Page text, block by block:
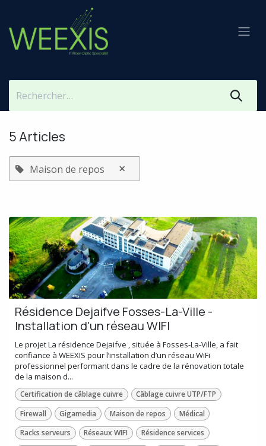
Se rendre au contenu
5 Articles
Maison de repos ×
Résidence Dejaifve Fosses-La-Ville -
Installation d'un réseau WIFI
Le projet La résidence Dejaifve , située à Fosses-La-Ville, a fait
confiance à WEEXIS pour l’installation d’un réseau WiFi
professionnel performant dans le cadre de la rénovation totale
de la maison d...
Certification de câblage cuivre
Câblage cuivre UTP/FTP
Firewall
Gigamedia Maison de repos
Médical
Racks serveurs
Réseaux WIFI
Résidence services